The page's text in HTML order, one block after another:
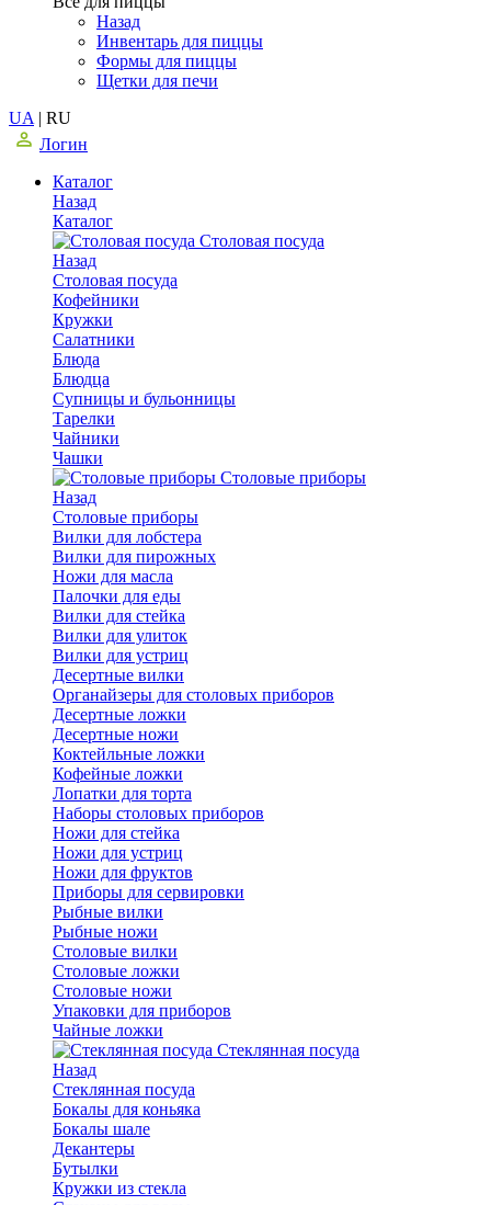
Назад
Инвентарь для пиццы
Формы для пиццы
Щетки для печи
UA | RU
Логин
Каталог
Назад
Каталог
Столовая посуда
Назад
Столовая посуда
Кофейники
Кружки
Салатники
Блюда
Блюдца
Супницы и бульонницы
Тарелки
Чайники
Чашки
Cтоловые приборы
Назад
Cтоловые приборы
Вилки для лобстера
Вилки для пирожных
Ножи для масла
Палочки для еды
Вилки для стейка
Вилки для улиток
Вилки для устриц
Десертные вилки
Органайзеры для столовых приборов
Десертные ложки
Десертные ножи
Коктейльные ложки
Кофейные ложки
Лопатки для торта
Наборы столовых приборов
Ножи для стейка
Ножи для устриц
Ножи для фруктов
Приборы для сервировки
Рыбные вилки
Рыбные ножи
Столовые вилки
Столовые ложки
Столовые ножи
Упаковки для приборов
Чайные ложки
Стеклянная посуда
Назад
Стеклянная посуда
Бокалы для коньяка
Бокалы шале
Декантеры
Бутылки
Кружки из стекла